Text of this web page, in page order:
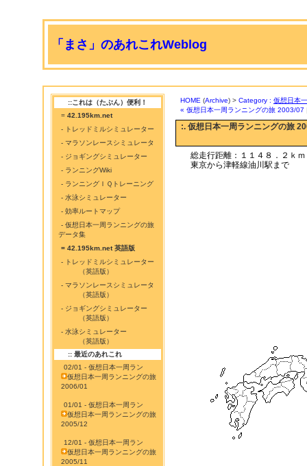
「まさ」のあれこれWeblog
::これは（たぶん）便利！
= 42.195km.net
- トレッドミルシミュレーター
- マラソンレースシミュレータ
- ジョギングシミュレーター
- ランニングWiki
- ランニングＩＱトレーニング
- 水泳シミュレーター
- 効率ルートマップ
- 仮想日本一周ランニングの旅
データ集
= 42.195km.net 英語版
- トレッドミルシミュレーター
（英語版）
- マラソンレースシミュレータ
（英語版）
- ジョギングシミュレーター
（英語版）
- 水泳シミュレーター
（英語版）
:: 最近のあれこれ
02/01 - 仮想日本一周ラン
仮想日本一周ランニングの旅
2006/01
01/01 - 仮想日本一周ラン
仮想日本一周ランニングの旅
2005/12
12/01 - 仮想日本一周ラン
仮想日本一周ランニングの旅
2005/11
HOME (Archive) > Category : 仮想日本
« 仮想日本一周ランニングの旅 2003/07
:. 仮想日本一周ランニングの旅
総走行距離：１１４８．２ｋｍ
東京から津軽線油川駅まで